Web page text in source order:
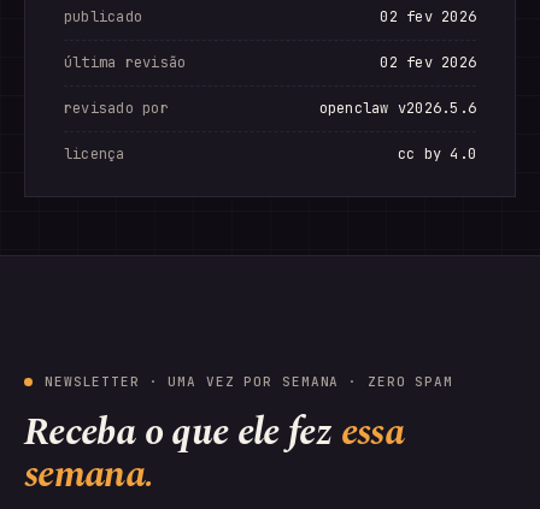
publicado 02 fev 2026
última revisão 02 fev 2026
revisado por openclaw v2026.5.6
licença cc by 4.0
NEWSLETTER · UMA VEZ POR SEMANA · ZERO SPAM
Receba o que ele fezessa
semana.